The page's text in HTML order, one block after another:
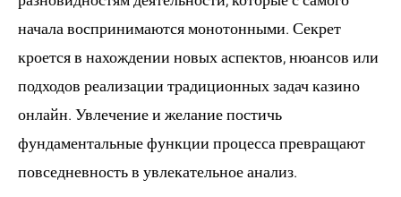
начала воспринимаются монотонными. Секрет
кроется в нахождении новых аспектов, нюансов или
подходов реализации традиционных задач казино
онлайн. Увлечение и желание постичь
фундаментальные функции процесса превращают
повседневность в увлекательное анализ.